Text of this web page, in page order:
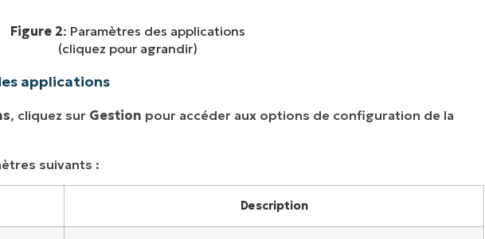
Figure 2: Paramètres des applications
(cliquez pour agrandir)
applications
, cliquez sur Gestion pour accéder aux options de configuration de la
suivants :
Description